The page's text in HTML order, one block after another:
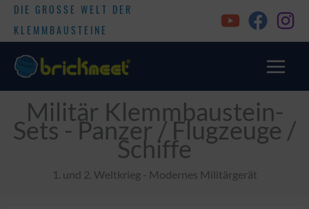
DIE GROSSE WELT DER
KLEMMBAUSTEINE
Militär Klemmbaustein-
Sets - Panzer / Flugzeuge /
Schiffe
1. und 2. Weltkrieg - Modernes Militärgerät